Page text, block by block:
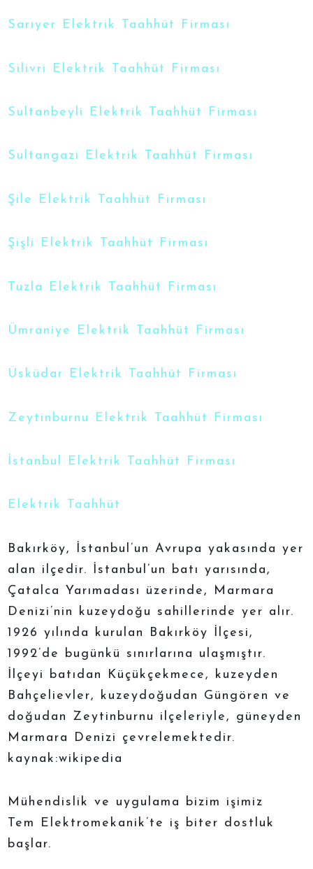
Sarıyer Elektrik Taahhüt Firması
Silivri Elektrik Taahhüt Firması
Sultanbeyli Elektrik Taahhüt Firması
Sultangazi Elektrik Taahhüt Firması
Şile Elektrik Taahhüt Firması
Şişli Elektrik Taahhüt Firması
Tuzla Elektrik Taahhüt Firması
Ümraniye Elektrik Taahhüt Firması
Üsküdar Elektrik Taahhüt Firması
Zeytinburnu Elektrik Taahhüt Firması
İstanbul Elektrik Taahhüt Firması
Elektrik Taahhüt
Bakırköy, İstanbul’un Avrupa yakasında yer
alan ilçedir. İstanbul’un batı yarısında,
Çatalca Yarımadası üzerinde, Marmara
Denizi’nin kuzeydoğu sahillerinde yer alır.
1926 yılında kurulan Bakırköy İlçesi,
1992’de bugünkü sınırlarına ulaşmıştır.
İlçeyi batıdan Küçükçekmece, kuzeyden
Bahçelievler, kuzeydoğudan Güngören ve
doğudan Zeytinburnu ilçeleriyle, güneyden
Marmara Denizi çevrelemektedir.
kaynak:wikipedia
Mühendislik ve uygulama bizim işimiz
Tem Elektromekanik’te iş biter dostluk
başlar.